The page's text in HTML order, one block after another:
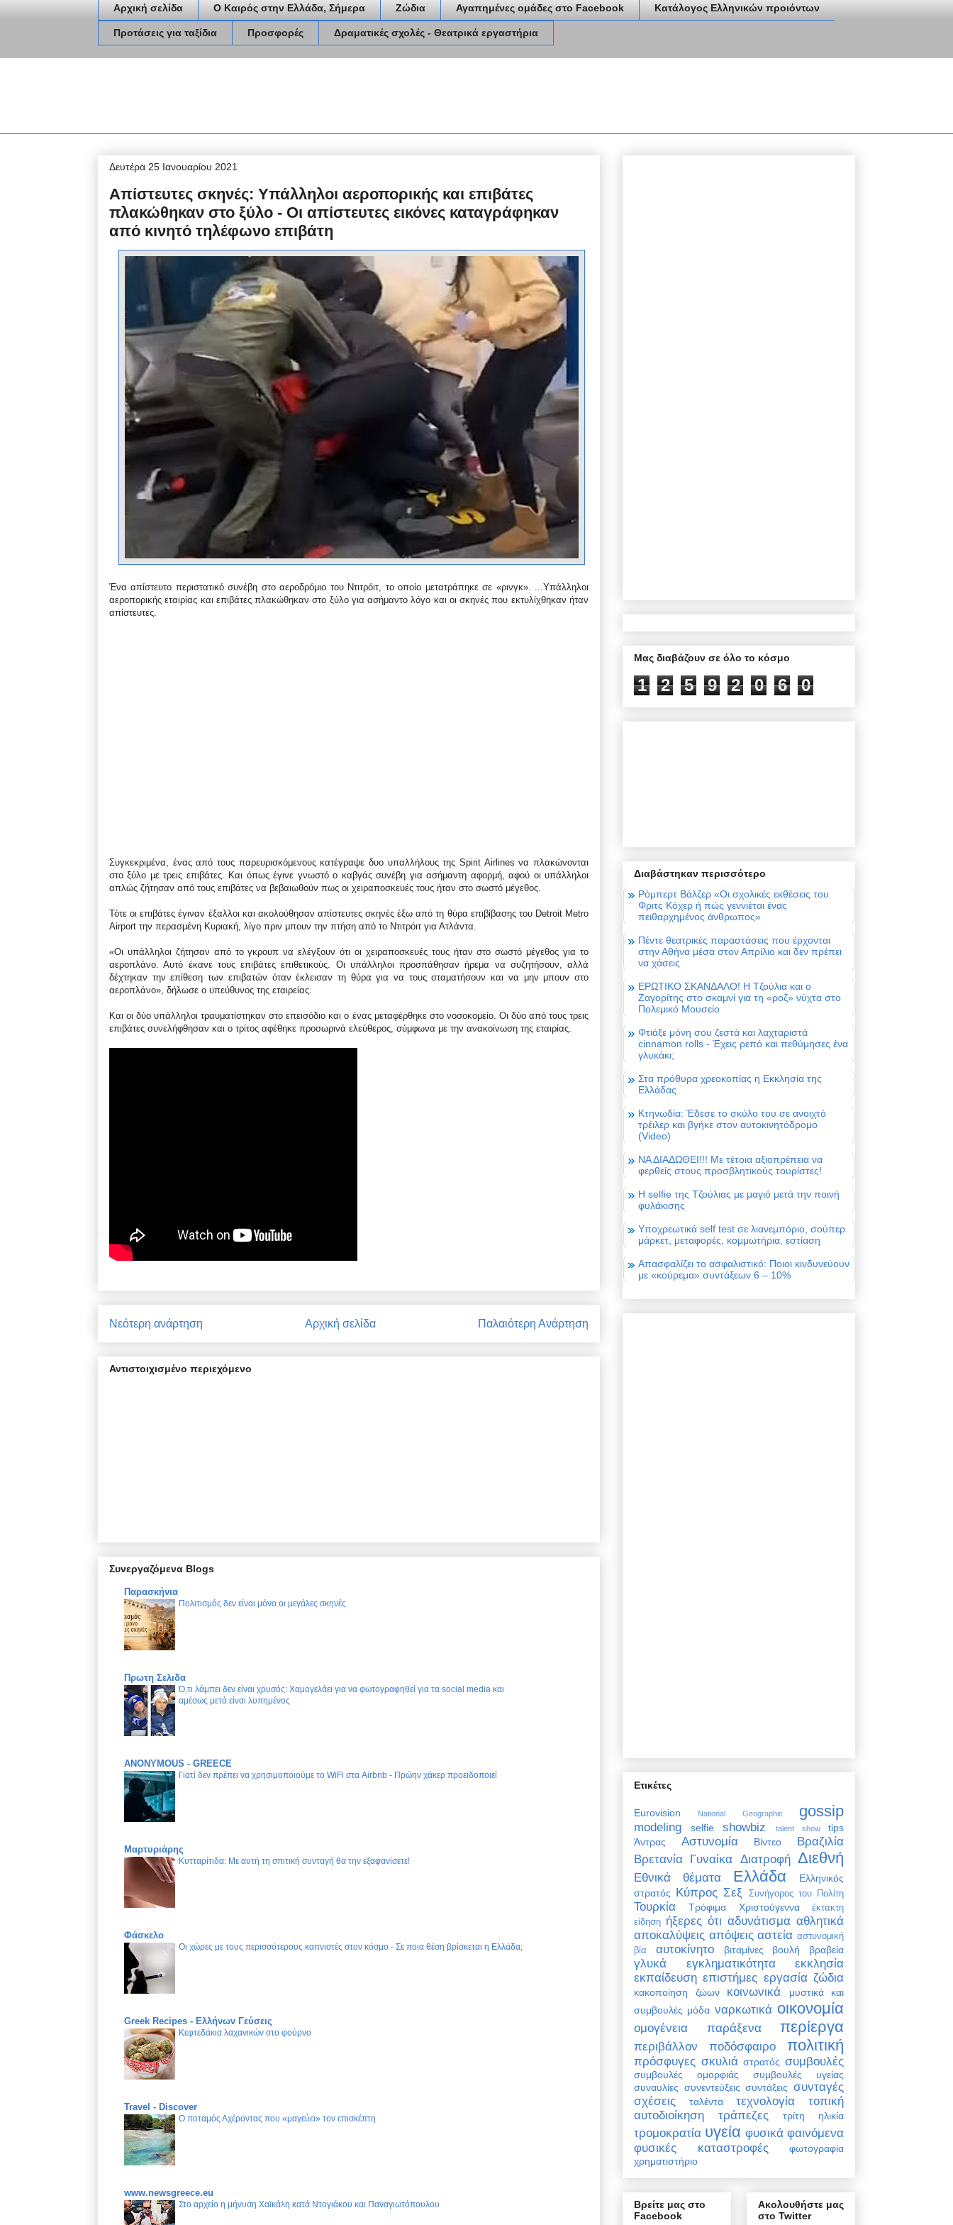
Αρχική σελίδα Ο Καιρός στην Ελλάδα, Σήμερα Ζώδια Αγαπημένες ομάδες στο Facebook Κατάλογος Ελληνικών προιόντων
Προτάσεις για ταξίδια Προσφορές Δραματικές σχολές - Θεατρικά εργαστήρια
Δευτέρα 25 Ιανουαρίου 2021
Απίστευτες σκηνές: Υπάλληλοι αεροπορικής και επιβάτες
πλακώθηκαν στο ξύλο - Οι απίστευτες εικόνες καταγράφηκαν
από κινητό τηλέφωνο επιβάτη
Ένα απίστευτο περιστατικό συνέβη στο αεροδρόμιο του Ντιτρόιτ, το οποίο μετατράπηκε σε «ρινγκ». ... Υπάλληλοι
αεροπορικής εταιρίας και επιβάτες πλακώθηκαν στο ξύλο για ασήμαντο λόγο και οι σκηνές που εκτυλίχθηκαν ήταν
απίστευτες.
Συγκεκριμένα, ένας από τους παρευρισκόμενους κατέγραψε δυο υπαλλήλους της Spirit Airlines να πλακώνονται
στο ξύλο με τρεις επιβάτες. Και όπως έγινε γνωστό ο καβγάς συνέβη για ασήμαντη αφορμή, αφού οι υπάλληλοι
απλώς ζήτησαν από τους επιβάτες να βεβαιωθούν πως οι χειραποσκευές τους ήταν στο σωστό μέγεθος.
Τότε οι επιβάτες έγιναν έξαλλοι και ακολούθησαν απίστευτες σκηνές έξω από τη θύρα επιβίβασης του Detroit Metro
Airport την περασμένη Κυριακή, λίγο πριν μπουν την πτήση από το Ντιτρόιτ για Ατλάντα.
«Οι υπάλληλοι ζήτησαν από το γκρουπ να ελέγξουν ότι οι χειραποσκευές τους ήταν στο σωστό μέγεθος για το
αεροπλάνο. Αυτό έκανε τους επιβάτες επιθετικούς. Οι υπάλληλοι προσπάθησαν ήρεμα να συζητήσουν, αλλά
δέχτηκαν την επίθεση των επιβατών όταν έκλεισαν τη θύρα για να τους σταματήσουν και να μην μπουν στο
αεροπλάνο», δήλωσε ο υπεύθυνος της εταιρείας.
Και οι δύο υπάλληλοι τραυματίστηκαν στο επεισόδιο και ο ένας μεταφέρθηκε στο νοσοκομείο. Οι δύο από τους τρεις
επιβάτες συνελήφθησαν και ο τρίτος αφέθηκε προσωρινά ελεύθερος, σύμφωνα με την ανακοίνωση της εταιρίας.
Νεότερη ανάρτηση Παλαιότερη Ανάρτηση
Αρχική σελίδα
Αντιστοιχισμένο περιεχόμενο
Συνεργαζόμενα Blogs
Παρασκήνια
Πολιτισμός δεν είναι μόνο οι μεγάλες σκηνές
Πρωτη Σελιδα
Ό,τι λάμπει δεν είναι χρυσός: Χαμογελάει για να φωτογραφηθεί για τα social media και
αμέσως μετά είναι λυπημένος
ANONYMOUS - GREECE
Γιατί δεν πρέπει να χρησιμοποιούμε το WiFi στα Airbnb - Πρώην χάκερ προειδοποιεί
Μαρτυριάρης
Κυτταρίτιδα: Με αυτή τη σπιτική συνταγή θα την εξαφανίσετε!
Φάσκελο
Οι χώρες με τους περισσότερους καπνιστές στον κόσμο - Σε ποια θέση βρίσκεται η Ελλάδα;
Greek Recipes - Ελλήνων Γεύσεις
Κεφτεδάκια λαχανικών στο φούρνο
Travel - Discover
Ο ποταμός Αχέροντας που «μαγεύει» τον επισκέπτη
www.newsgreece.eu
Στο αρχείο η μήνυση Χαϊκάλη κατά Ντογιάκου και Παναγιωτόπουλου
Μας διαβάζουν σε όλο το κόσμο
1 2 5 9 2 0 6 0
Διαβάστηκαν περισσότερο
Ρόμπερτ Βάλζερ «Οι σχολικές εκθέσεις του
Φριτς Κόχερ ή πώς γεννιέται ένας
πειθαρχημένος άνθρωπος»
Πέντε θεατρικές παραστάσεις που έρχονται
στην Αθήνα μέσα στον Απρίλιο και δεν πρέπει
να χάσεις
ΕΡΩΤΙΚΟ ΣΚΑΝΔΑΛΟ! Η Τζούλια και ο
Ζαγορίτης στο σκαμνί για τη «ροζ» νύχτα στο
Πολεμικό Μουσείο
Φτιάξε μόνη σου ζεστά και λαχταριστά
cinnamon rolls - Έχεις ρεπό και πεθύμησες ένα
γλυκάκι;
Στα πρόθυρα χρεοκοπίας η Εκκλησία της
Ελλάδας
Κτηνωδία: Έδεσε το σκύλο του σε ανοιχτό
τρέιλερ και βγήκε στον αυτοκινητόδρομο
(Video)
ΝΑ ΔΙΑΔΩΘΕΙ!!! Με τέτοια αξιοπρέπεια να
φερθείς στους προσβλητικούς τουρίστες!
Η selfie της Τζούλιας με μαγιό μετά την ποινή
φυλάκισης
Υποχρεωτικά self test σε λιανεμπόριο, σούπερ
μάρκετ, μεταφορές, κομμωτήρια, εστίαση
Απασφαλίζει το ασφαλιστικό: Ποιοι κινδυνεύουν
με «κούρεμα» συντάξεων 6 – 10%
Ετικέτες
Eurovision National Geographic gossip
modeling selfie showbiz talent show
tips
Άντρας
Αστυνομία Βίντεο
Βραζιλία
Βρετανία Γυναίκα Διατροφή Διεθνή
Εθνικά θέματα Ελλάδα
Ελληνικός
στρατός Κύπρος Σεξ Συνήγορος του Πολίτη
Τουρκία Τρόφιμα Χριστούγεννα
έκτακτη
είδηση ήξερες ότι αδυνάτισμα αθλητικά
αποκαλύψεις απόψεις αστεία αστυνομική
βία
αυτοκίνητο βιταμίνες βουλή βραβεία
γλυκά εγκληματικότητα
εκκλησία
εκπαίδευση επιστήμες εργασία ζώδια
κακοποίηση ζώων κοινωνικά
μυστικά και
συμβουλές μόδα ναρκωτικά οικονομία
ομογένεια παράξενα περίεργα
περιβάλλον ποδόσφαιρο πολιτική
πρόσφυγες σκυλιά στρατός συμβουλές
συμβουλές ομορφιάς
συμβουλές υγείας
συναυλίες συνεντεύξεις συντάξεις συνταγές
σχέσεις
ταλέντα τεχνολογία
τοπική
αυτοδιοίκηση
τράπεζες τρίτη ηλικία
τρομοκρατία υγεία φυσικά φαινόμενα
φυσικές καταστροφές
φωτογραφία
χρηματιστήριο
Βρείτε μας στο
Facebook
Ακολουθήστε μας
στο Twitter